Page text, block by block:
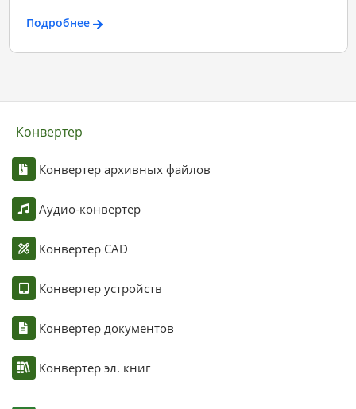
Подробнее
Конвертер
Конвертер архивных файлов
Аудио-конвертер
Конвертер CAD
Конвертер устройств
Конвертер документов
Конвертер эл. книг